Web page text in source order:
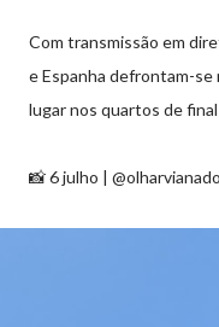
Com transmissão em
e Espanha defrontam-se
lugar nos quartos de
📸 6 julho |